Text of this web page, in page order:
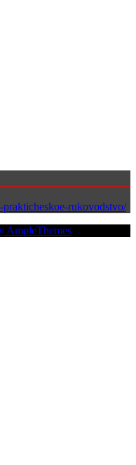
rukovodstvo/
AmpleThemes